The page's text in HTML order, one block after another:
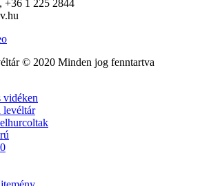
+36 1 225 2844
© 2020 Minden jog fenntartva
vidéken
levéltár